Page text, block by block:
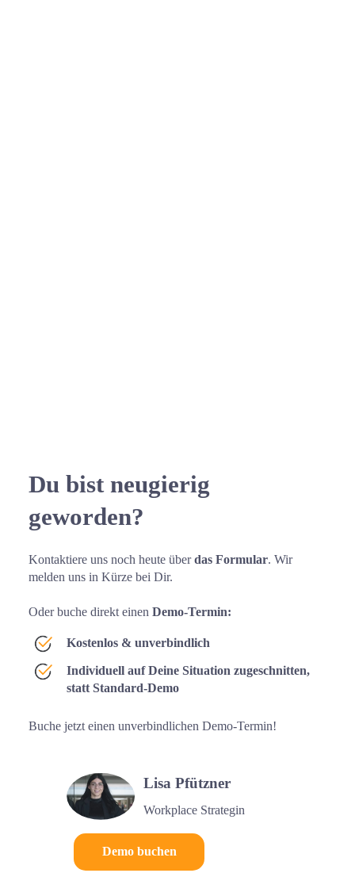
Du bist neugierig
geworden?
Kontaktiere uns noch heute über das Formular. Wir
melden uns in Kürze bei Dir.
Oder buche direkt einen Demo-Termin:
Kostenlos & unverbindlich
Individuell auf Deine Situation zugeschnitten,
statt Standard-Demo
Buche jetzt einen unverbindlichen Demo-Termin!
Lisa Pfützner
Workplace Strategin
Demo buchen